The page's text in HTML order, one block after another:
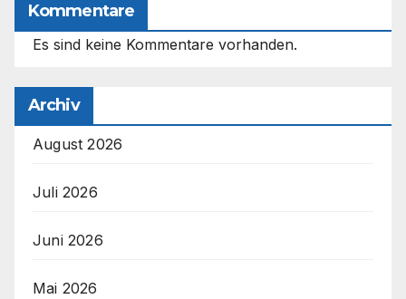
Kommentare
Es sind keine Kommentare vorhanden.
Archiv
August 2026
Juli 2026
Juni 2026
Mai 2026